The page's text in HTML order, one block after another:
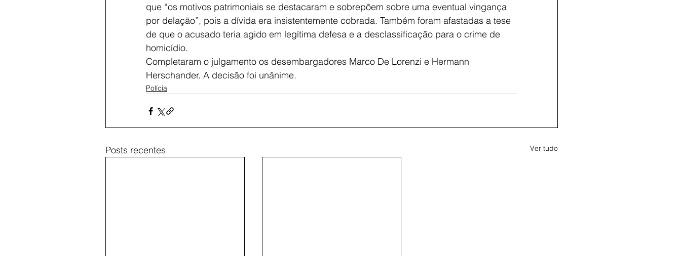
que “os motivos patrimoniais se destacaram e sobrepõem sobre uma eventual vingança
por delação”, pois a dívida era insistentemente cobrada. Também foram afastadas a tese
de que o acusado teria agido em legítima defesa e a desclassificação para o crime de
homicídio.
Completaram o julgamento os desembargadores Marco De Lorenzi e Hermann
Herschander. A decisão foi unânime.
Polícia
Posts recentes Ver tudo